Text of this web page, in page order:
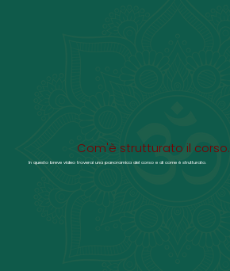
Com'è strutturato il corso.
In questo breve video troverai una panoramica del corso e di come è strutturato.